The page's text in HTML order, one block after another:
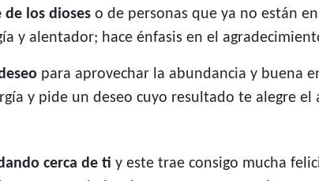
de los dioses o de personas que ya no están
y alentador; hace énfasis en el
para aprovechar la abundancia y buena
y pide un deseo cuyo resultado te alegre el
cerca de ti y este trae consigo mucha